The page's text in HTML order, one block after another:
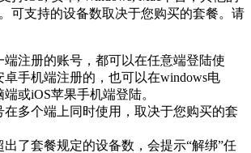
可支持的设备数取决于您购买的套餐。请
端注册的账号，都可以在任意端登陆使
卓手机端注册的，也可以在windows电
或iOS苹果手机端登陆。
在多个端上同时使用，取决于您购买的套
出了套餐规定的设备数，会提示“解绑”任